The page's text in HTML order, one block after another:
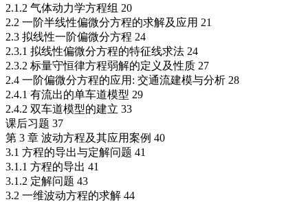
2.1.2 气体动力学方程组 20
2.2 一阶半线性偏微分方程的求解及应用 21
2.3 拟线性一阶偏微分方程 24
2.3.1 拟线性偏微分方程的特征线求法 24
2.3.2 标量守恒律方程弱解的定义及性质 27
2.4 一阶偏微分方程的应用: 交通流建模与分析 28
2.4.1 有流出的单车道模型 29
2.4.2 双车道模型的建立 33
课后习题 37
第 3 章 波动方程及其应用案例 40
3.1 方程的导出与定解问题 41
3.1.1 方程的导出 41
3.1.2 定解问题 43
3.2 一维波动方程的求解 44